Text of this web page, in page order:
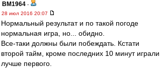
BM1964 -
28 июл 2016 20:07
Нормальный результат и по такой погоде
нормальная игра, но... обидно.
Все-таки должны были побеждать. Кстати
второй тайм, кроме последних 10 минут играли
лучше первого.